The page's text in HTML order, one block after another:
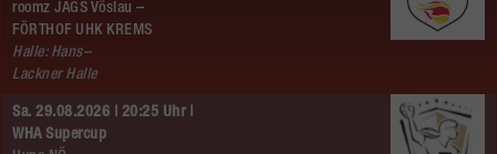
roomz JAGS Vöslau –
FÖRTHOF UHK KREMS
Halle: Hans–
Lackner Halle
Sa. 29.08.2026 | 20:25 Uhr |
WHA Supercup